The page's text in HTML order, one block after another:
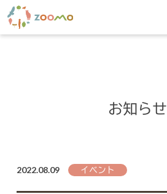
お知らせ
2022.08.09 イベント